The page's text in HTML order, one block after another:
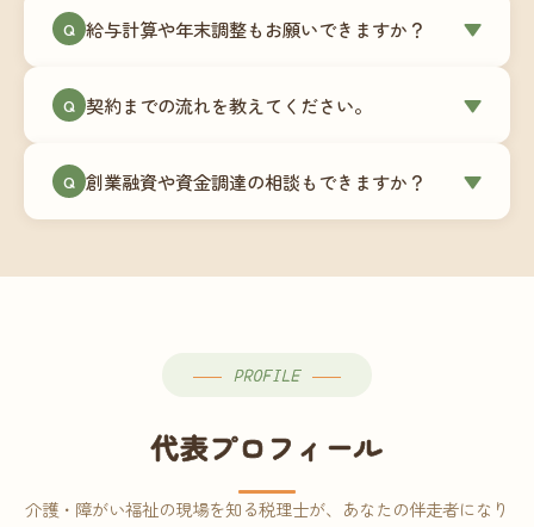
での変更も対応可能です。
供しています。これから会計ソフトを導入される
します。freee・弥生会計等をご利用中の場合は、
Q 給与計算や年末調整もお願いできますか？ ▼
怠集計あり／5名まで）は月額15,000円〜、年末調
す。人数が増える場合は別途お見積りします。
Q 契約までの流れを教えてください。 ▼
（30〜60分）でご事業内容・ご要望のヒアリング
→ ③お見積り・ご契約 → ④MFクラウドの初期設
談から契約まで費用は発生しませんので、お気軽
Q 創業融資や資金調達の相談もできますか？ ▼
PROFILE
代表プロフィール
介護・障がい福祉の現場を知る税理士が、あなたの伴走者になり